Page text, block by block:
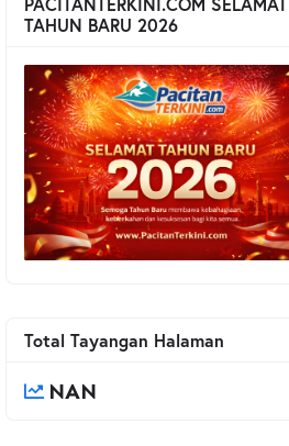
TAHUN BARU 2026
Total Tayangan Halaman
NAN